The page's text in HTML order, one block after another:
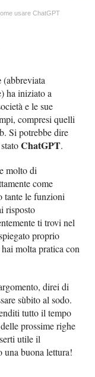
usare ChatGPT
(abbreviata
ha iniziato a
e le sue
compresi quelli
Si potrebbe dire
statoChatGPT.
molto di
come
tante le funzioni
risposto
ti trovi nel
proprio
molta pratica con
direi di
sùbito al sodo.
tutto il tempo
prossime righe
utile il
buona lettura!